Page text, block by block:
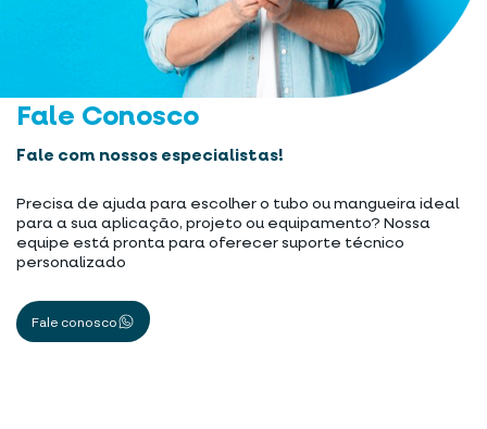
Fale Conosco
Fale com nossos especialistas!
Precisa de ajuda para escolher o tubo ou mangueira ideal
para a sua aplicação, projeto ou equipamento? Nossa
equipe está pronta para oferecer suporte técnico
personalizado
Fale conosco